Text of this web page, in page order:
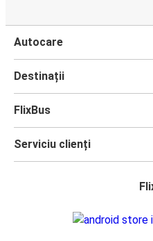
Autocare
Destinații
FlixBus
Serviciu clienți